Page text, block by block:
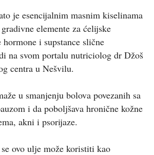
je esencijalnim masnim kiselinama
elemente za ćelijske
i supstance slične
na svom portalu nutriciolog dr Džoš
centra u Nešvilu.
u smanjenju bolova povezanih sa
i da poboljšava hronične kožne
akni i psorijaze.
ovo ulje može koristiti kao